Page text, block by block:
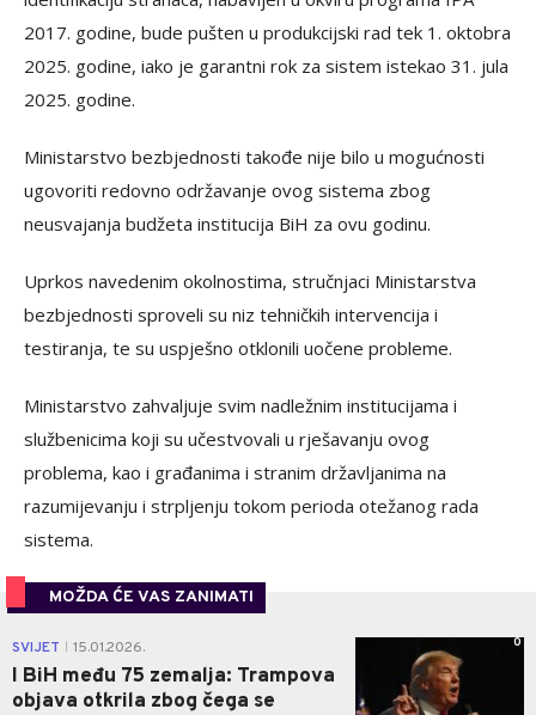
2017. godine, bude pušten u produkcijski rad tek 1. oktobra
2025. godine, iako je garantni rok za sistem istekao 31. jula
2025. godine.
Ministarstvo bezbjednosti takođe nije bilo u mogućnosti
ugovoriti redovno održavanje ovog sistema zbog
neusvajanja budžeta institucija BiH za ovu godinu.
Uprkos navedenim okolnostima, stručnjaci Ministarstva
bezbjednosti sproveli su niz tehničkih intervencija i
testiranja, te su uspješno otklonili uočene probleme.
Ministarstvo zahvaljuje svim nadležnim institucijama i
službenicima koji su učestvovali u rješavanju ovog
problema, kao i građanima i stranim državljanima na
razumijevanju i strpljenju tokom perioda otežanog rada
sistema.
MOŽDA ĆE VAS ZANIMATI
SVIJET 15.01.2026.
I BiH među 75 zemalja: Trampova
objava otkrila zbog čega se
0